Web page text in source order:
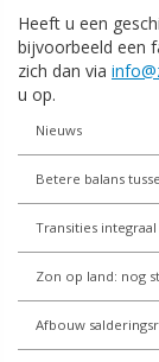
Nieuws
Betere balans
Transities
Zon op land: nog
Afbouw
Heeft u een
bijvoorbeeld een
zich dan via
u op.